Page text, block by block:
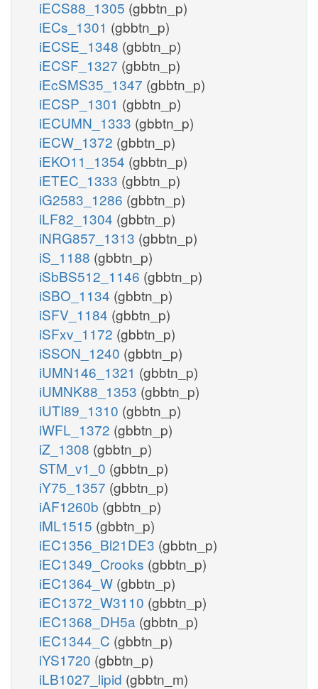
iECS88_1305 (gbbtn_p)
iECs_1301 (gbbtn_p)
iECSE_1348 (gbbtn_p)
iECSF_1327 (gbbtn_p)
iEcSMS35_1347 (gbbtn_p)
iECSP_1301 (gbbtn_p)
iECUMN_1333 (gbbtn_p)
iECW_1372 (gbbtn_p)
iEKO11_1354 (gbbtn_p)
iETEC_1333 (gbbtn_p)
iG2583_1286 (gbbtn_p)
iLF82_1304 (gbbtn_p)
iNRG857_1313 (gbbtn_p)
iS_1188 (gbbtn_p)
iSbBS512_1146 (gbbtn_p)
iSBO_1134 (gbbtn_p)
iSFV_1184 (gbbtn_p)
iSFxv_1172 (gbbtn_p)
iSSON_1240 (gbbtn_p)
iUMN146_1321 (gbbtn_p)
iUMNK88_1353 (gbbtn_p)
iUTI89_1310 (gbbtn_p)
iWFL_1372 (gbbtn_p)
iZ_1308 (gbbtn_p)
STM_v1_0 (gbbtn_p)
iY75_1357 (gbbtn_p)
iAF1260b (gbbtn_p)
iML1515 (gbbtn_p)
iEC1356_Bl21DE3 (gbbtn_p)
iEC1349_Crooks (gbbtn_p)
iEC1364_W (gbbtn_p)
iEC1372_W3110 (gbbtn_p)
iEC1368_DH5a (gbbtn_p)
iEC1344_C (gbbtn_p)
iYS1720 (gbbtn_p)
iLB1027_lipid (gbbtn_m)